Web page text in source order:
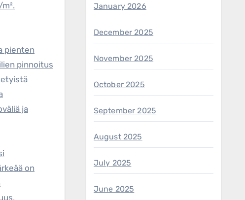
pienten
pinnoitus
ja
on
January 2026
December 2025
November 2025
October 2025
September 2025
August 2025
July 2025
June 2025